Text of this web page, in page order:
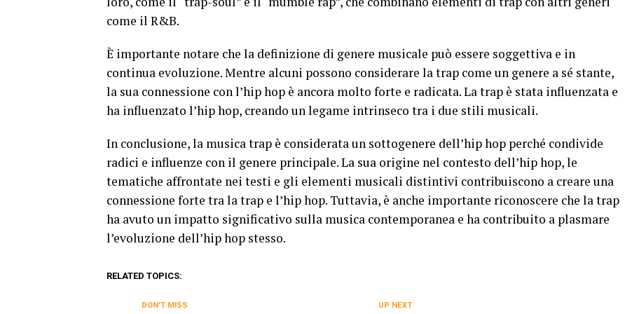
come il R&B.
È importante notare che la definizione di genere musicale può essere soggettiva e in
continua evoluzione. Mentre alcuni possono considerare la trap come un genere a sé stante,
la sua connessione con l’hip hop è ancora molto forte e radicata. La trap è stata influenzata e
ha influenzato l’hip hop, creando un legame intrinseco tra i due stili musicali.
In conclusione, la musica trap è considerata un sottogenere dell’hip hop perché condivide
radici e influenze con il genere principale. La sua origine nel contesto dell’hip hop, le
tematiche affrontate nei testi e gli elementi musicali distintivi contribuiscono a creare una
connessione forte tra la trap e l’hip hop. Tuttavia, è anche importante riconoscere che la trap
ha avuto un impatto significativo sulla musica contemporanea e ha contribuito a plasmare
l’evoluzione dell’hip hop stesso.
RELATED TOPICS:
UP NEXT
DON'T MISS